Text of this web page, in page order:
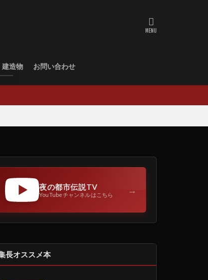
建造物 お問い合わせ
夜の都市伝説TV
YouTubeチャンネルはこちら →
長オススメ本